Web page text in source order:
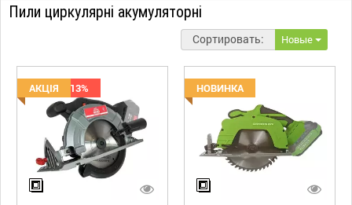
Пили циркулярні акумуляторні
Сортировать: Новые
Скидка -13%
АКЦІЯ НОВИНКА